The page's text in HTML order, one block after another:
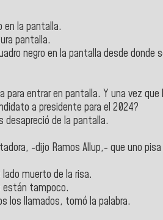
en la pantalla.
pantalla.
negro en la pantalla desde donde
para entrar en pantalla. Y una vez que
a presidente para el 2024?
desapreció de la pantalla.
-dijo Ramos Allup,- que uno
muerto de la risa.
están tampoco.
los llamados, tomó la palabra.